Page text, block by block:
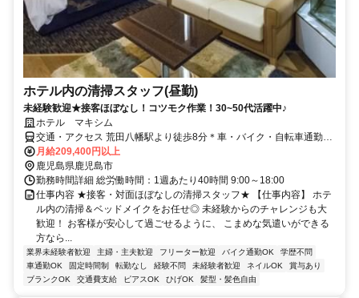
ホテル内の清掃スタッフ(昼勤)
未経験歓迎★接客ほぼなし！コツモク作業！30~50代活躍中♪
ホテル マキシム
交通・アクセス 荒田八幡駅より徒歩8分＊車・バイク・自転車通勤
OK
月給209,400円以上
鹿児島県鹿児島市
勤務時間詳細 総労働時間：1週あたり40時間 9:00～18:00
仕事内容 ★接客・対面ほぼなしの清掃スタッフ★ 【仕事内容】 ホテ
ル内の清掃＆ベッドメイクをお任せ◎ 未経験からのチャレンジも大
歓迎！ お客様が安心して過ごせるように、 こまめな気遣いができる
方なら...
業界未経験者歓迎 主婦・主夫歓迎 フリーター歓迎 バイク通勤OK
学歴不問
車通勤OK
固定時間制 転勤なし 経験不問 未経験者歓迎 ネイルOK
賞与あり
ブランクOK
交通費支給 ピアスOK ひげOK 髪型・髪色自由